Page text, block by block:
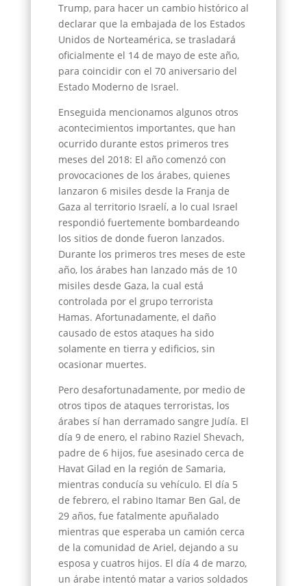
Trump, para hacer un cambio histórico al
declarar que la embajada de los Estados
Unidos de Norteamérica, se trasladará
oficialmente el 14 de mayo de este año,
para coincidir con el 70 aniversario del
Estado Moderno de Israel.
Enseguida mencionamos algunos otros
acontecimientos importantes, que han
ocurrido durante estos primeros tres
meses del 2018: El año comenzó con
provocaciones de los árabes, quienes
lanzaron 6 misiles desde la Franja de
Gaza al territorio Israelí, a lo cual Israel
respondió fuertemente bombardeando
los sitios de donde fueron lanzados.
Durante los primeros tres meses de este
año, los árabes han lanzado más de 10
misiles desde Gaza, la cual está
controlada por el grupo terrorista
Hamas. Afortunadamente, el daño
causado de estos ataques ha sido
solamente en tierra y edificios, sin
ocasionar muertes.
Pero desafortunadamente, por medio de
otros tipos de ataques terroristas, los
árabes sí han derramado sangre Judía. El
día 9 de enero, el rabino Raziel Shevach,
padre de 6 hijos, fue asesinado cerca de
Havat Gilad en la región de Samaria,
mientras conducía su vehículo. El día 5
de febrero, el rabino Itamar Ben Gal, de
29 años, fue fatalmente apuñalado
mientras que esperaba un camión cerca
de la comunidad de Ariel, dejando a su
esposa y cuatros hijos. El día 4 de marzo,
un árabe intentó matar a varios soldados